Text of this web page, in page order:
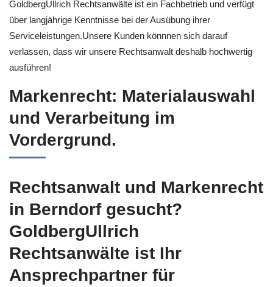
GoldbergUllrich Rechtsanwälte ist ein Fachbetrieb und verfügt
über langjährige Kenntnisse bei der Ausübung ihrer
Serviceleistungen.Unsere Kunden könnnen sich darauf
verlassen, dass wir unsere Rechtsanwalt deshalb hochwertig
ausführen!
Markenrecht: Materialauswahl
und Verarbeitung im
Vordergrund.
Rechtsanwalt und Markenrecht
in Berndorf gesucht?
GoldbergUllrich
Rechtsanwälte ist Ihr
Ansprechpartner für